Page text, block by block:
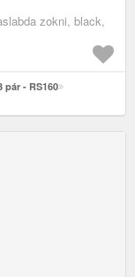
zokni, black,
- RS160